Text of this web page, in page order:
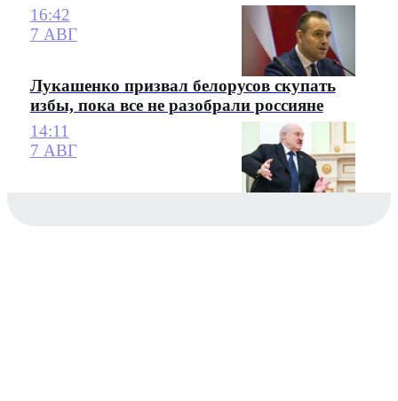
16:42
7 АВГ
Лукашенко призвал белорусов скупать
избы, пока все не разобрали россияне
14:11
7 АВГ